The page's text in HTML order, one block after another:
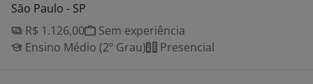
São Paulo - SP
R$ 1.126,00
Sem experiência
Ensino Médio (2º Grau)
Presencial